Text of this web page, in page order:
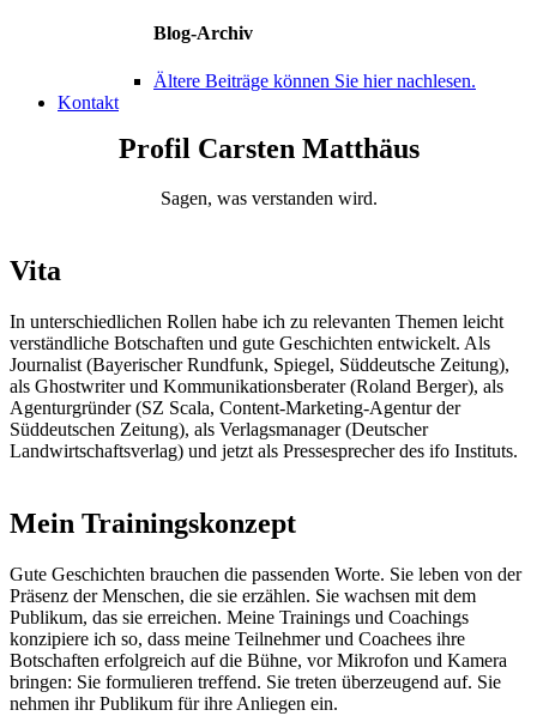
Blog-Archiv
Ältere Beiträge können Sie hier nachlesen.
Kontakt
Profil Carsten Matthäus
Sagen, was verstanden wird.
Vita
In unterschiedlichen Rollen habe ich zu relevanten Themen leicht
verständliche Botschaften und gute Geschichten entwickelt. Als
Journalist (Bayerischer Rundfunk, Spiegel, Süddeutsche Zeitung),
als Ghostwriter und Kommunikationsberater (Roland Berger), als
Agenturgründer (SZ Scala, Content-Marketing-Agentur der
Süddeutschen Zeitung), als Verlagsmanager (Deutscher
Landwirtschaftsverlag) und jetzt als Pressesprecher des ifo Instituts.
Mein Trainingskonzept
Gute Geschichten brauchen die passenden Worte. Sie leben von der
Präsenz der Menschen, die sie erzählen. Sie wachsen mit dem
Publikum, das sie erreichen. Meine Trainings und Coachings
konzipiere ich so, dass meine Teilnehmer und Coachees ihre
Botschaften erfolgreich auf die Bühne, vor Mikrofon und Kamera
bringen: Sie formulieren treffend. Sie treten überzeugend auf. Sie
nehmen ihr Publikum für ihre Anliegen ein.